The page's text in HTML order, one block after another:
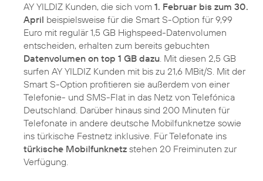
AY YILDIZ Kunden, die sich vom 1. Februar bis zum 30.
April beispielsweise für die Smart S-Option für 9,99
Euro mit regulär 1,5 GB Highspeed-Datenvolumen
entscheiden, erhalten zum bereits gebuchten
Datenvolumen on top 1 GB dazu. Mit diesen 2,5 GB
surfen AY YILDIZ Kunden mit bis zu 21,6 MBit/S. Mit der
Smart S-Option profitieren sie außerdem von einer
Telefonie- und SMS-Flat in das Netz von Telefónica
Deutschland. Darüber hinaus sind 200 Minuten für
Telefonate in andere deutsche Mobilfunknetze sowie
ins türkische Festnetz inklusive. Für Telefonate ins
türkische Mobilfunknetz stehen 20 Freiminuten zur
Verfügung.